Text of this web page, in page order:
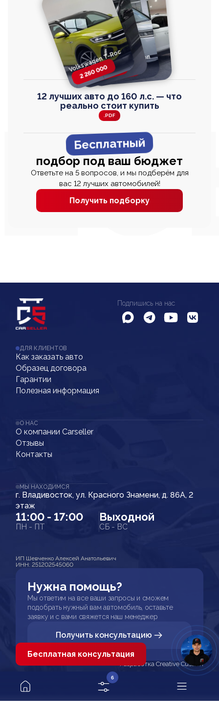
Volkswagen T-Roc
2 260 000
Toyota Harrier
2 820 000
Honda Step Wagon
2 820 000
Volkswagen
TAYRON
2 670 000
12 лучших авто до 160 л.с. — что
реально стоит купить
.PDF
Бесплатный
подбор под ваш бюджет
Ответьте на 5 вопросов, и мы подберём для
вас 12 лучших автомобилей!
Получить подборку
Подпишись на нас
ДЛЯ КЛИЕНТОВ
Как заказать авто
Образец договора
Гарантии
Полезная информация
О НАС
О компании Carseller
Отзывы
Контакты
МЫ НАХОДИМСЯ
г. Владивосток, ул. Красного Знамени, д. 86А, 2
этаж
11:00 - 17:00
ПН - ПТ
Выходной
СБ - ВС
ИП Шевченко Алексей Анатольевич
ИНН: 251202545060
Нужна помощь?
Мы ответим на все ваши запросы и сможем
подобрать нужный вам автомобиль, оставьте
заявку и с вами свяжется наш менеджер
Получить консультацию
Разработка Creative Custom
6
Бесплатная консультация